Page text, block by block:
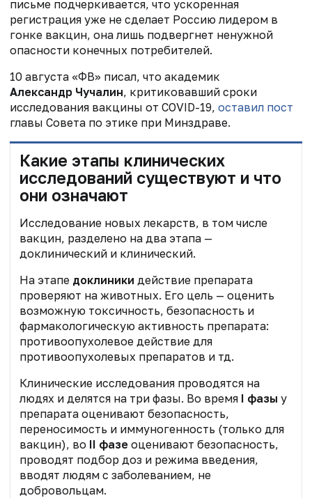
письме подчеркивается, что ускоренная
регистрация уже не сделает Россию лидером в
гонке вакцин, она лишь подвергнет ненужной
опасности конечных потребителей.
10 августа «ФВ» писал, что академик
Александр Чучалин, критиковавший сроки
исследования вакцины от COVID-19, оставил пост
главы Совета по этике при Минздраве.
Какие этапы клинических
исследований существуют и что
они означают
Исследование новых лекарств, в том числе
вакцин, разделено на два этапа —
доклинический и клинический.
На этапе доклиники действие препарата
проверяют на животных. Его цель — оценить
возможную токсичность, безопасность и
фармакологическую активность препарата:
противоопухолевое действие для
противоопухолевых препаратов и тд.
Клинические исследования проводятся на
людях и делятся на три фазы. Во время I фазы у
препарата оценивают безопасность,
переносимость и иммуногенность (только для
вакцин), во II фазеоценивают безопасность,
проводят подбор доз и режима введения,
вводят людям с заболеванием, не
добровольцам.